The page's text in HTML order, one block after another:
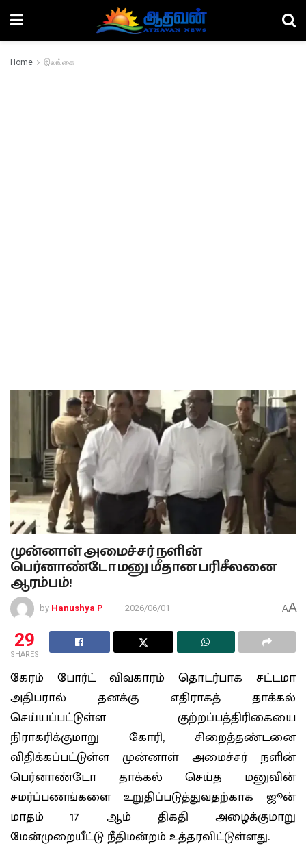
Home இலங்கை
முன்னாள் அமைச்சர் நளின்
பெர்னாண்டோ மனு மீதான பரிசீலனை
ஆரம்பம்!
by Hanushya P 2026/06/01 AA
29
SHARES
கேரம் போர்ட் விவகாரம் தொடர்பாக சட்டமா
அதிபரால் தனக்கு எதிராகத் தாக்கல்
செய்யப்பட்டுள்ள குற்றப்பத்திரிகையை
நிராகரிக்குமாறு கோரி, சிறைத்தண்டனை
விதிக்கப்பட்டுள்ள முன்னாள் அமைச்சர் நளின்
பெர்னாண்டோ தாக்கல் செய்த மனுவின்
சமர்ப்பணங்களை உறுதிப்படுத்துவதற்காக ஜூன்
மாதம் 17 ஆம் திகதி அழைக்குமாறு
மேன்முறையீட்டு நீதிமன்றம் உத்தரவிட்டுள்ளது.